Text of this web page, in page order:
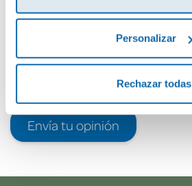
Personalizar
Rechazar todas
Envía tu opinión